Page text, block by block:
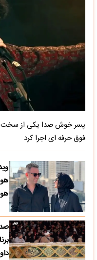
پسر خوش صدا یکی از سخت
فوق حرفه ای اجرا کرد